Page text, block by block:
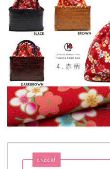
check!